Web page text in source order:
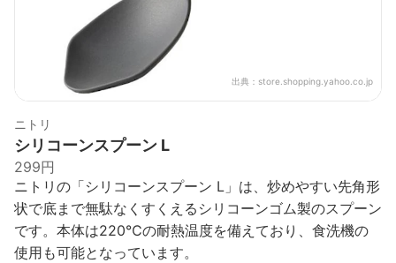
出典： store.shopping.yahoo.co.jp
ニトリ
シリコーンスプーン L
299円
ニトリの「シリコーンスプーン L」は、炒めやすい先角形
状で底まで無駄なくすくえるシリコーンゴム製のスプーン
です。本体は220℃の耐熱温度を備えており、食洗機の
使用も可能となっています。